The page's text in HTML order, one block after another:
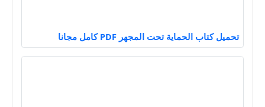
تحميل كتاب الحماية تحت المجهر PDF كامل مجانا